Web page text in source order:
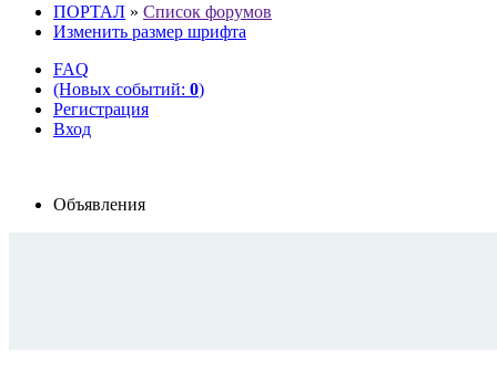
ПОРТАЛ » Список форумов
Изменить размер шрифта
FAQ
(Новых событий: 0)
Регистрация
Вход
Объявления